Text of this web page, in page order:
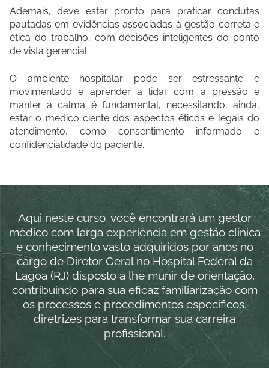
Ademais, deve estar pronto para praticar condutas
pautadas em evidências associadas à gestão correta e
ética do trabalho, com decisões inteligentes do ponto
de vista gerencial.
O ambiente hospitalar pode ser estressante e
movimentado e aprender a lidar com a pressão e
manter a calma é fundamental, necessitando, ainda,
estar o médico ciente dos aspectos éticos e legais do
atendimento, como consentimento informado e
confidencialidade do paciente.
Aqui neste curso, você encontrará um gestor
médico com larga experiência em gestão clínica
e conhecimento vasto adquiridos por anos no
cargo de Diretor Geral no Hospital Federal da
Lagoa (RJ) disposto a lhe munir de orientação,
contribuindo para sua eficaz familiarização com
os processos e procedimentos específicos,
diretrizes para transformar sua carreira
profissional.